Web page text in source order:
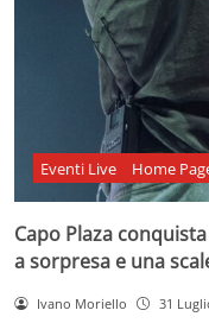
Eventi Live Home
Capo Plaza
a sorpresa e una
Ivano Moriello 31